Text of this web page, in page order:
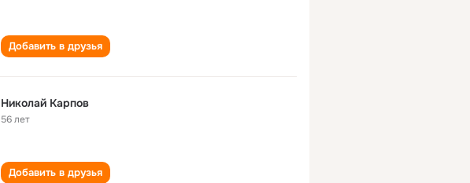
Добавить в друзья
Николай Карпов
56 лет
Добавить в друзья